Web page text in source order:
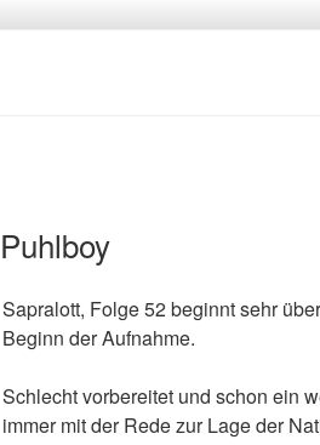
Puhlboy
Sapralott, Folge 52 beginnt sehr
Beginn der Aufnahme.
Schlecht vorbereitet und schon ein
immer mit der Rede zur Lage der